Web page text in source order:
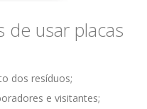
de usar placas
dos resíduos;
e visitantes;